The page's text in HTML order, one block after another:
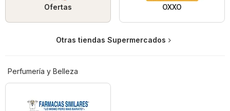
Ofertas OXXO
Otras tiendas Supermercados
Perfumería y Belleza